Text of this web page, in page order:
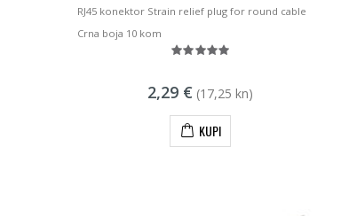
RJ45 konektor Strain relief plug for round cable
Crna boja 10 kom
2,29 € (17,25 kn)
KUPI